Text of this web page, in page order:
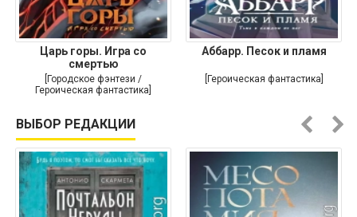
Царь горы. Игра со
смертью
[Городское фэнтези /
Героическая фантастика]
Аббарр. Песок и пламя
[Героическая фантастика]
ВЫБОР РЕДАКЦИИ